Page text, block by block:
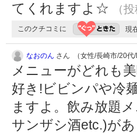
てくれますよ☆
（
このクチコミに 現
なおのん さん （女性/長崎市/20代/
メニューがどれも
好き!ビビンパや冷
ますよ。飲み放題
サンザシ酒etc.)が